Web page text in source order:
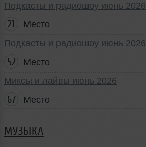
Подкасты и радиошоу июнь 2026
21
Место
Подкасты и радиошоу июнь 2026
52
Место
Миксы и лайвы июнь 2026
67 Место
МУЗЫКА